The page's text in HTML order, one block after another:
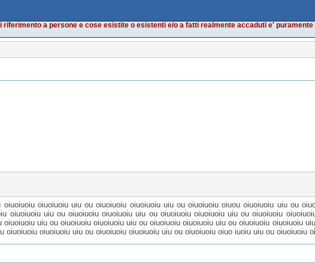
riferimento a persone e cose esistite o esistenti e/o a fatti realmente accaduti e'
oiuoiuoiu uiu ou oiuoiuoiu oiuoiuoiu uiu ou oiuoiuoiu oiuou oiuoiuoiu uiu ou
oiuoiuoiu uiu ou oiuoiuoiu oiuoiuoiu uiu ou oiuoiuoiu oiuoiuoiu uiu ou oiuoiuoiu
uiu ou oiuoiuoiu oiuoiuoiu uiu ou oiuoiuoiu oiuoiuoiu uiu ou oiuoiuoiu oiuoiuoiu
oiuoiuoiu oiuoiuoiu uiu ou oiuoiuoiu oiuoiuoiu uiu ou oiuoiuoiu oiuo iuoiu uiu ou oiuoiuoiu